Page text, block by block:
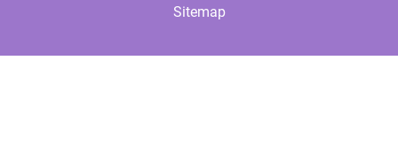
Sitemap